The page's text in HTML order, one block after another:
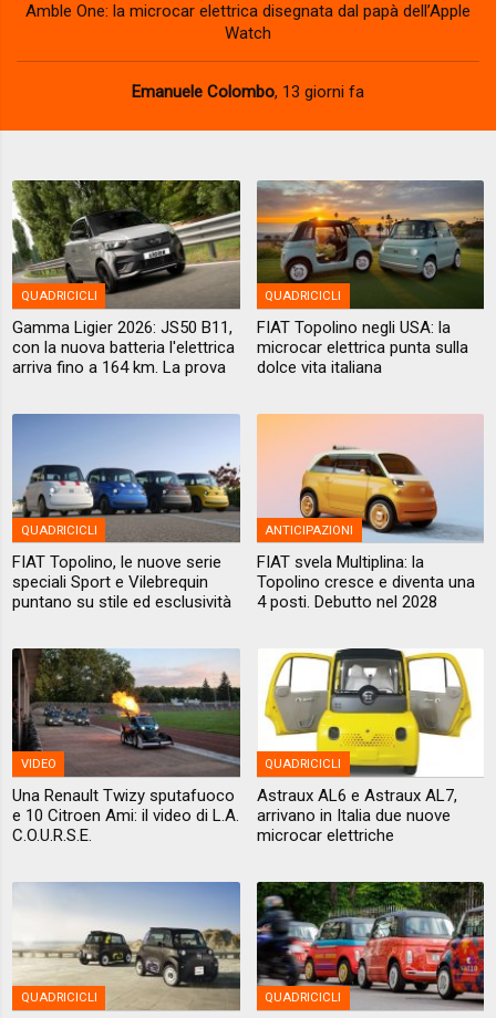
Amble One: la microcar elettrica disegnata dal papà dell’Apple
Watch
Emanuele Colombo, 13 giorni fa
QUADRICICLI
Gamma Ligier 2026: JS50 B11,
con la nuova batteria l'elettrica
arriva fino a 164 km. La prova
QUADRICICLI
FIAT Topolino negli USA: la
microcar elettrica punta sulla
dolce vita italiana
QUADRICICLI
FIAT Topolino, le nuove serie
speciali Sport e Vilebrequin
puntano su stile ed esclusività
ANTICIPAZIONI
FIAT svela Multiplina: la
Topolino cresce e diventa una
4 posti. Debutto nel 2028
VIDEO
Una Renault Twizy sputafuoco
e 10 Citroen Ami: il video di L.A.
C.O.U.R.S.E.
QUADRICICLI
Astraux AL6 e Astraux AL7,
arrivano in Italia due nuove
microcar elettriche
QUADRICICLI QUADRICICLI